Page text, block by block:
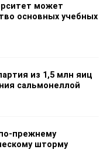
может
основных учебных
из 1,5 млн яиц
сальмонеллой
прежнему
шторму